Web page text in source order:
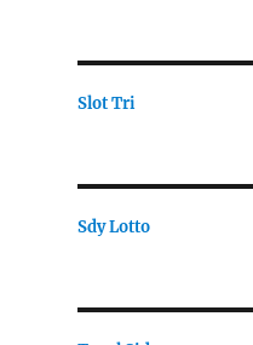
Slot Tri
Sdy Lotto